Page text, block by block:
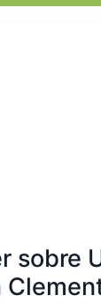
sobre